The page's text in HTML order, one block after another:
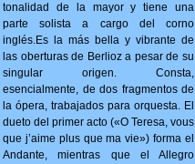
tonalidad de la mayor y tiene una
parte solista a cargo del corno
inglés.Es la más bella y vibrante de
las oberturas de Berlioz a pesar de su
singular origen. Consta,
esencialmente, de dos fragmentos de
la ópera, trabajados para orquesta. El
dueto del primer acto («O Tere­sa, vous
que j’aime plus que ma vie») for­ma el
Andante, mientras que el Allegro